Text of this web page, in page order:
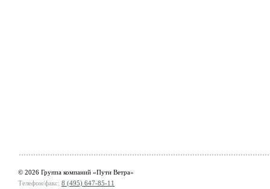
© 2026 Группа компаний «Пути Ветра»
Телефон/факс: 8 (495) 647-85-11